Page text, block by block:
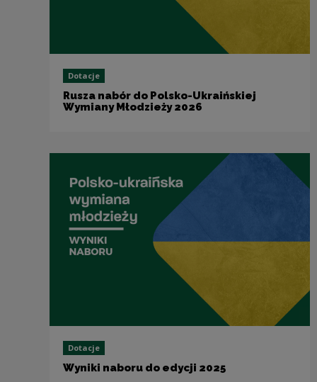
Dotacje
Rusza nabór do Polsko-Ukraińskiej
Wymiany Młodzieży 2026
Dotacje
Wyniki naboru do edycji 2025